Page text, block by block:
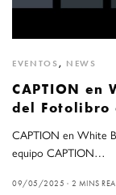
EVENTOS , NEWS
CAPTION
del Fotolibro
CAPTION en White
equipo CAPTION…
09/05/2025 2 MINS